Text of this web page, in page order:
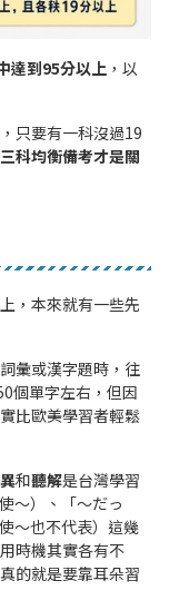
達到95分以上 ，以
只要有一科沒過19
三科均衡備考才是關
，本來就有一些先
彙或漢字題時，往
個單字左右，但因
比歐美學習者輕鬆
和聽解是台灣學習
〜）、「〜だっ
〜也不代表）這幾
時機其實各有不
的就是要靠耳朵習